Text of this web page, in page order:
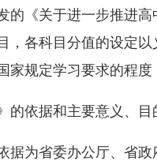
《关于进一步推进高
，各科目分值的设定
家规定学习要求的程
依据和主要意义、目
为省委办公厅、省政